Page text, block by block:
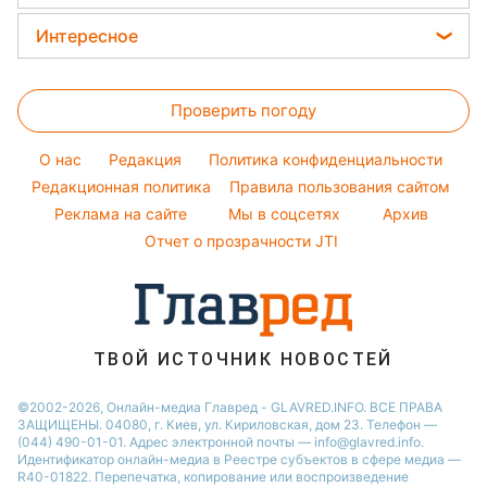
Новости моды
Советы от Андре Тана
Кейт Миддлтон
Настя Каменских
Виталий Козловский
Потап
София Ротару
Закуски
Салаты
Простые блюда
Легкие десерты
Напитки
Новости Харькова
Новости Львова
Новости Полтавы
Новости Днепра
Новости Сум
Новости Тернополя
Новости Черкассы
Новости Одессы
Интересное
Тесты по картинке
Оптические иллюзии
Народные приметы
Все о шоу-бизнесе
Проверить погоду
O нас Редакция
Политика конфиденциальности
Редакционная политика
Правила пользования сайтом
Реклама на сайте
Мы в соцсетях
Архив
Отчет о прозрачности JTI
ТВОЙ ИСТОЧНИК НОВОСТЕЙ
©2002-2026, Онлайн-медиа Главред - GLAVRED.INFO. ВСЕ ПРАВА
ЗАЩИЩЕНЫ. 04080, г. Киев, ул. Кириловская, дом 23. Телефон —
(044) 490-01-01. Адрес электронной почты — info@glavred.info.
Идентификатор онлайн-медиа в Реестре cубъектов в сфере медиа —
R40-01822. Перепечатка, копирование или воспроизведение